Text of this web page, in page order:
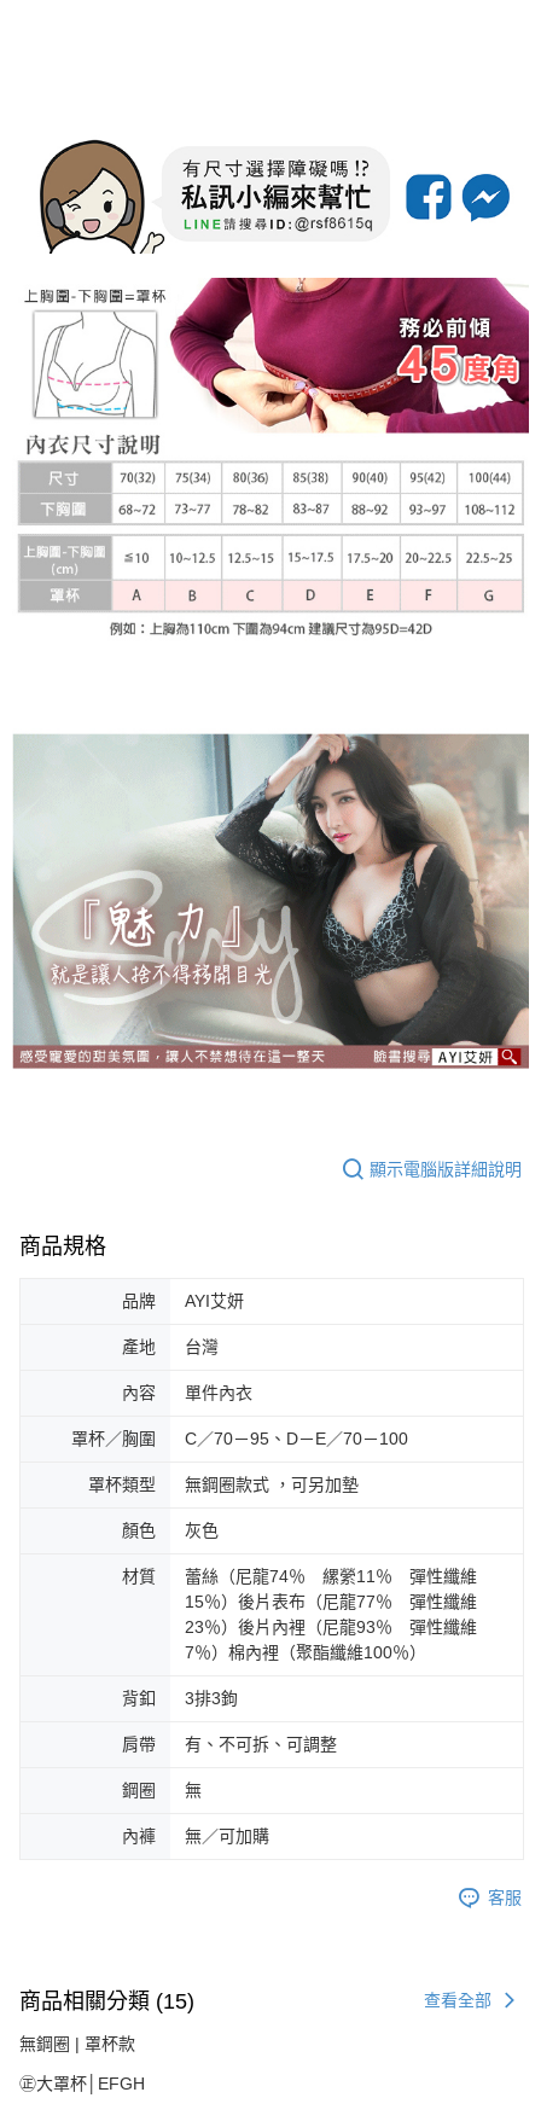
顯示電腦版詳細說明
商品規格
品牌 AYI艾妍
產地 台灣
內容 單件內衣
罩杯／胸圍 C／70－95、D－E／70－100
罩杯類型 無鋼圈款式 ，可另加墊
顏色 灰色
材質
蕾絲（尼龍74％ 縲縈11％ 彈性纖維
15％）後片表布（尼龍77％ 彈性纖維
23％）後片內裡（尼龍93％ 彈性纖維
7％）棉內裡（聚酯纖維100％）
背釦 3排3鉤
肩帶 有、不可拆、可調整
鋼圈 無
內褲 無／可加購
客服
商品相關分類 (15) 查看全部
無鋼圈 | 罩杯款
㊣大罩杯│EFGH